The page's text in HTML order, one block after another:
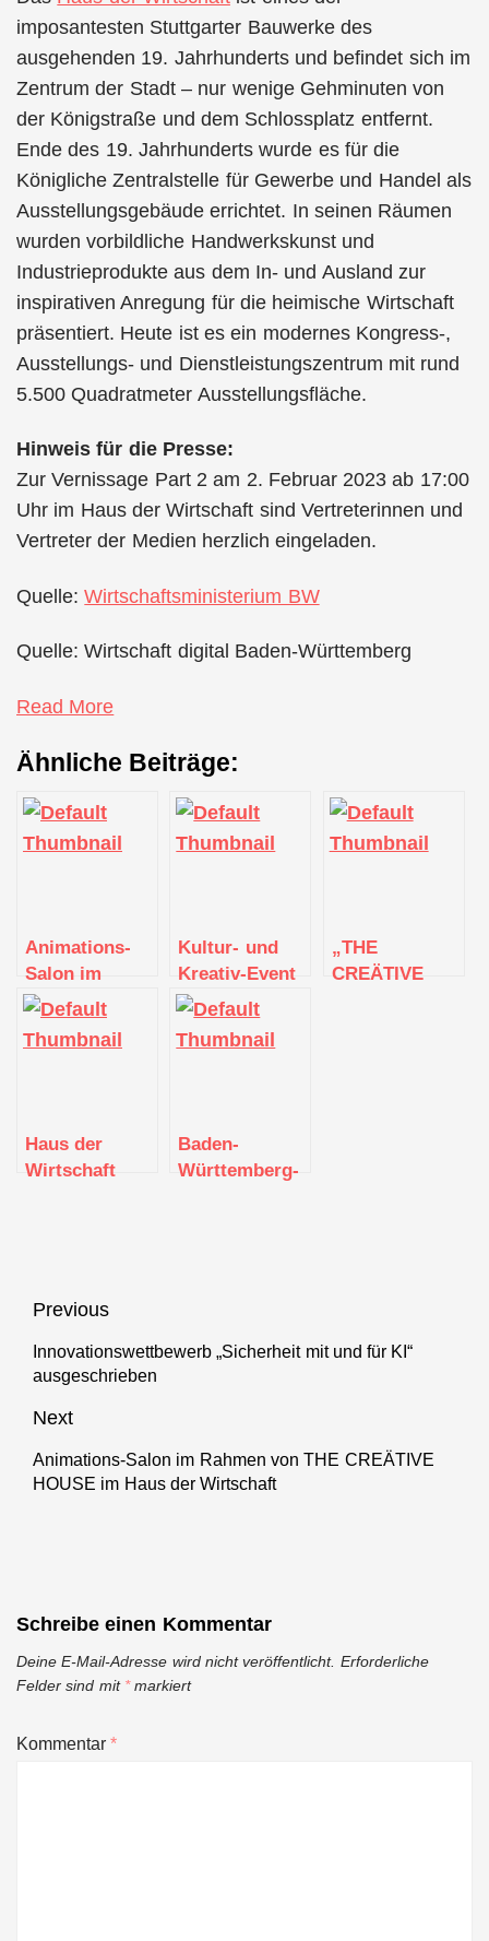
imposantesten Stuttgarter Bauwerke des
ausgehenden 19. Jahrhunderts und befindet sich im
Zentrum der Stadt – nur wenige Gehminuten von
der Königstraße und dem Schlossplatz entfernt.
Ende des 19. Jahrhunderts wurde es für die
Königliche Zentralstelle für Gewerbe und Handel als
Ausstellungsgebäude errichtet. In seinen Räumen
wurden vorbildliche Handwerkskunst und
Industrieprodukte aus dem In- und Ausland zur
inspirativen Anregung für die heimische Wirtschaft
präsentiert. Heute ist es ein modernes Kongress-,
Ausstellungs- und Dienstleistungszentrum mit rund
5.500 Quadratmeter Ausstellungsfläche.
Hinweis für die Presse:
Zur Vernissage Part 2 am 2. Februar 2023 ab 17:00
Uhr im Haus der Wirtschaft sind Vertreterinnen und
Vertreter der Medien herzlich eingeladen.
Quelle:Wirtschaftsministerium BW
Quelle: Wirtschaft digital Baden-Württemberg
Read More
Ähnliche Beiträge:
Animations-
Salon im
Rahmen von
CREÄTIVE
Kultur- und
Kreativ-Event
„THE
HOUSE“ in
„THE
CREÄTIVE
Haus der
Wirtschaft
Baden-
Württemberg-
Beitragsnavigation
Previous
Previous
post:
Innovationswettbewerb „Sicherheit mit und für KI“
ausgeschrieben
Next
Next
post:
Animations-Salon im Rahmen von THE CREÄTIVE
HOUSE im Haus der Wirtschaft
Schreibe einen Kommentar
Deine E-Mail-Adresse wird nicht veröffentlicht. Erforderliche
Felder sind mit *markiert
Kommentar*